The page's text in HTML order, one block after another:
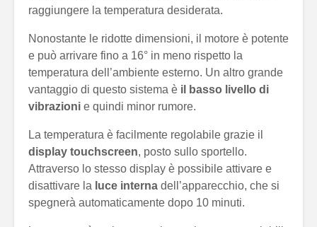
raggiungere la temperatura desiderata.
Nonostante le ridotte dimensioni, il motore è potente
e può arrivare fino a 16° in meno rispetto la
temperatura dell’ambiente esterno. Un altro grande
vantaggio di questo sistema è il basso livello di
vibrazioni e quindi minor rumore.
La temperatura è facilmente regolabile grazie il
display touchscreen, posto sullo sportello.
Attraverso lo stesso display è possibile attivare e
disattivare la luce interna dell’apparecchio, che si
spegnerà automaticamente dopo 10 minuti.